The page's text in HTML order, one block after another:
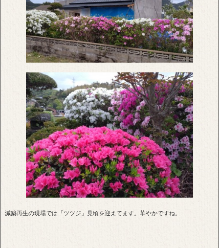
減築再生の現場では「ツツジ」見頃を迎えてます。華やかですね。